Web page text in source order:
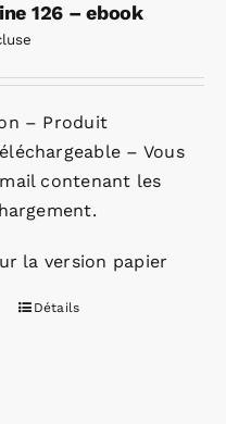
126 – ebook
– Produit
– Vous
contenant les
la version papier
Détails